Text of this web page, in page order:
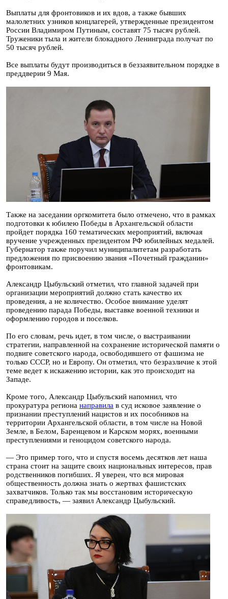
Выплаты для фронтовиков и их вдов, а также бывших
малолетних узников концлагерей, утвержденные президентом
России Владимиром Путиным, составят 75 тысяч рублей.
Труженики тыла и жители блокадного Ленинграда получат по
50 тысяч рублей.
Все выплаты будут производиться в беззаявительном порядке в
преддверии 9 Мая.
Также на заседании оргкомитета было отмечено, что в рамках
подготовки к юбилею Победы в Архангельской области
пройдет порядка 160 тематических мероприятий, включая
вручение учрежденных президентом РФ юбилейных медалей.
Губернатор также поручил муниципалитетам разработать
предложения по присвоению звания «Почетный гражданин»
фронтовикам.
Александр Цыбульский отметил, что главной задачей при
организации мероприятий должно стать качество их
проведения, а не количество. Особое внимание уделят
проведению парада Победы, выставке военной техники и
оформлению городов и поселков.
По его словам, речь идет, в том числе, о выстраивании
стратегии, направленной на сохранение исторической памяти о
подвиге советского народа, освободившего от фашизма не
только СССР, но и Европу. Он отметил, что безразличие к этой
теме ведет к искажению истории, как это происходит на
Западе.
Кроме того, Александр Цыбульский напомнил, что
прокуратура региона направила в суд исковое заявление о
признании преступлений нацистов и их пособников на
территории Архангельской области, в том числе на Новой
Земле, в Белом, Баренцевом и Карском морях, военными
преступлениями и геноцидом советского народа.
— Это пример того, что и спустя восемь десятков лет наша
страна стоит на защите своих национальных интересов, прав
родственников погибших. Я уверен, что вся мировая
общественность должна знать о жертвах фашистских
захватчиков. Только так мы восстановим историческую
справедливость, — заявил Александр Цыбульский.